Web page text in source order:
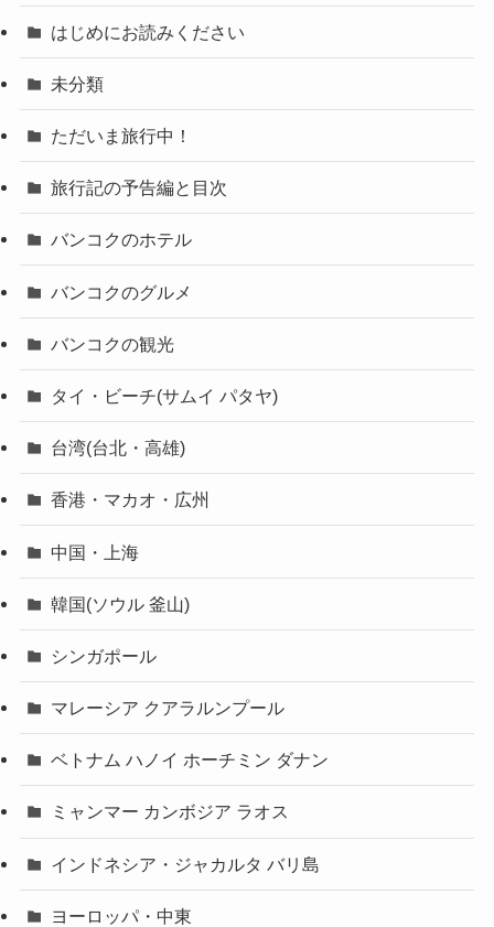
はじめにお読みください
未分類
ただいま旅行中！
旅行記の予告編と目次
バンコクのホテル
バンコクのグルメ
バンコクの観光
タイ・ビーチ(サムイ パタヤ)
台湾(台北・高雄)
香港・マカオ・広州
中国・上海
韓国(ソウル 釜山)
シンガポール
マレーシア クアラルンプール
ベトナム ハノイ ホーチミン ダナン
ミャンマー カンボジア ラオス
インドネシア・ジャカルタ バリ島
ヨーロッパ・中東